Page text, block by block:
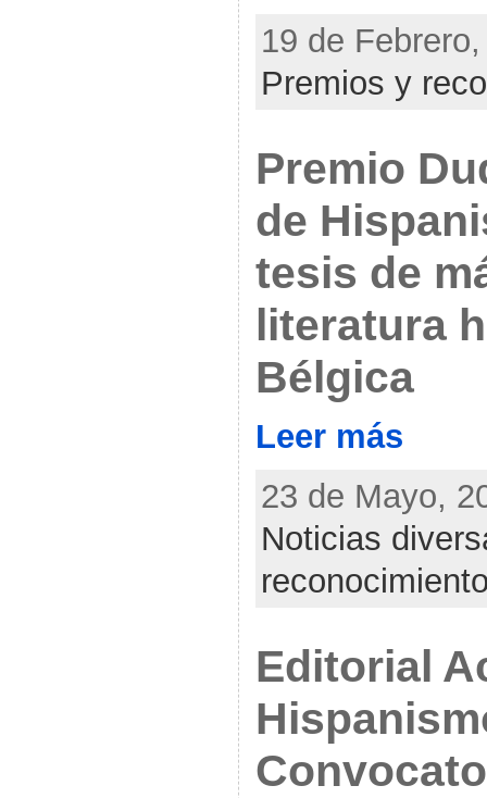
19 de
Premios y
Premio
de
tesis de
literatura
Bélgica
Leer más
23 de Mayo,
Noticias
Editorial